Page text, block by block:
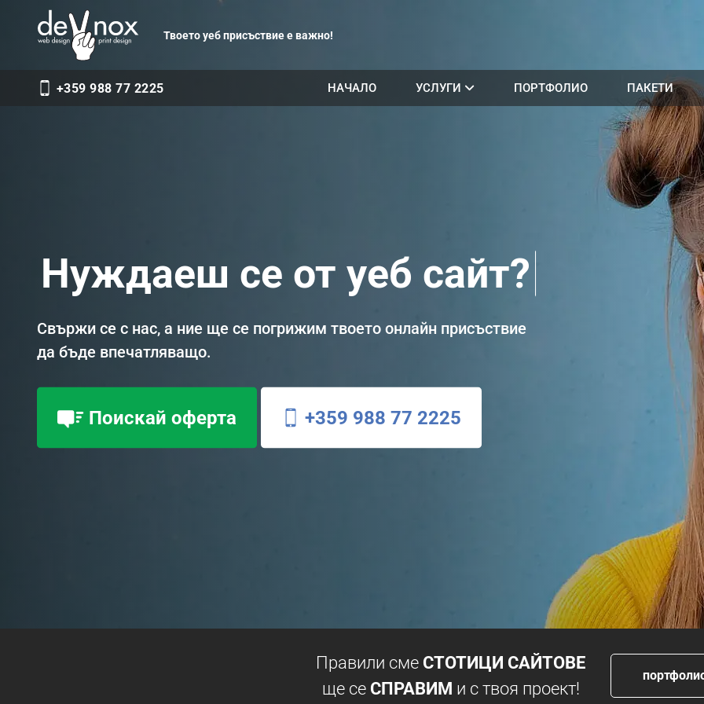
Твоето уеб присъствие е важно!
+359 988 77 2225 НАЧАЛО УСЛУГИ ПОРТФОЛИО ПАКЕТИ
И
Свържи се с нас, а ние ще се погрижим твоето онлайн присъствие
да бъде впечатляващо.
Поискай оферта +359 988 77 2225
Правили сме СТОТИЦИ САЙТОВЕ
ще се СПРАВИМ и с твоя проект!